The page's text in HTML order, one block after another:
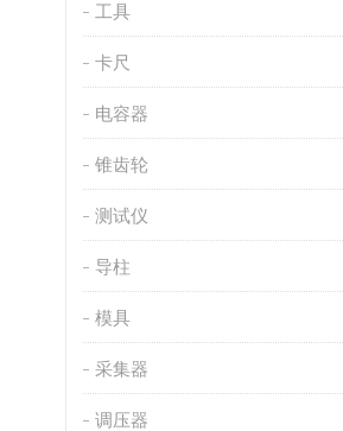
工具
卡尺
电容器
锥齿轮
测试仪
导柱
模具
采集器
调压器